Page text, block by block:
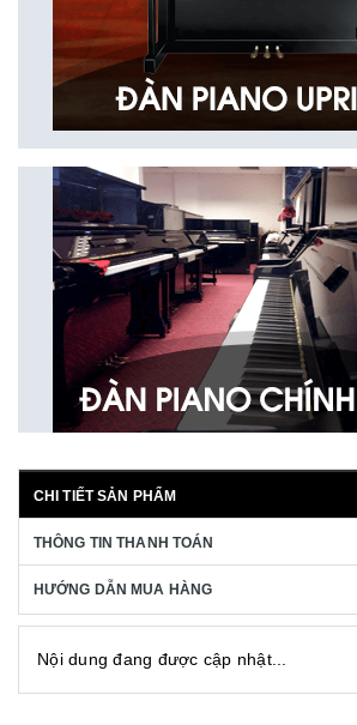
CHI TIẾT SẢN PHẨM
THÔNG TIN THANH TOÁN
HƯỚNG DẪN MUA HÀNG
Nội dung đang được cập nhật...